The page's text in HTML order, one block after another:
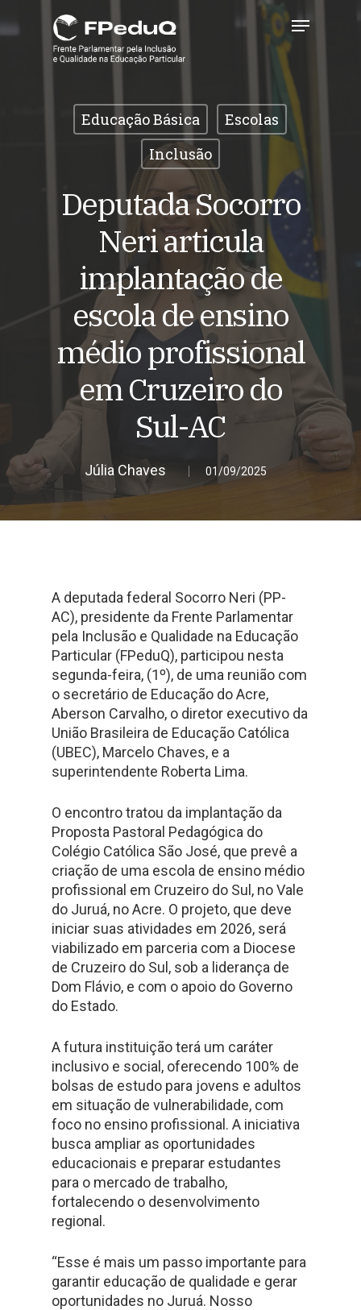
to
Menu
Educação Básica
Escolas
Inclusão
Deputada Socorro
Neri articula
implantação de
escola de ensino
médio profissional
em Cruzeiro do
Sul-AC
Júlia Chaves 01/09/2025
A deputada federal Socorro Neri (PP-
AC), presidente da Frente Parlamentar
pela Inclusão e Qualidade na Educação
Particular (FPeduQ), participou nesta
segunda-feira, (1º), de uma reunião com
o secretário de Educação do Acre,
Aberson Carvalho, o diretor executivo da
União Brasileira de Educação Católica
(UBEC), Marcelo Chaves, e a
superintendente Roberta Lima.
O encontro tratou da implantação da
Proposta Pastoral Pedagógica do
Colégio Católica São José, que prevê a
criação de uma escola de ensino médio
profissional em Cruzeiro do Sul, no Vale
do Juruá, no Acre. O projeto, que deve
iniciar suas atividades em 2026, será
viabilizado em parceria com a Diocese
de Cruzeiro do Sul, sob a liderança de
Dom Flávio, e com o apoio do Governo
do Estado.
A futura instituição terá um caráter
inclusivo e social, oferecendo 100% de
bolsas de estudo para jovens e adultos
em situação de vulnerabilidade, com
foco no ensino profissional. A iniciativa
busca ampliar as oportunidades
educacionais e preparar estudantes
para o mercado de trabalho,
fortalecendo o desenvolvimento
regional.
“Esse é mais um passo importante para
garantir educação de qualidade e gerar
oportunidades no Juruá. Nosso